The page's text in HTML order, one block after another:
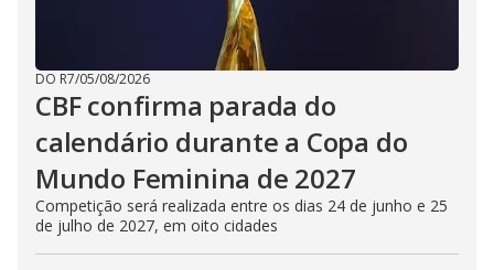
DO R7/05/08/2026
CBF confirma parada do
calendário durante a Copa do
Mundo Feminina de 2027
Competição será realizada entre os dias 24 de junho e 25
de julho de 2027, em oito cidades